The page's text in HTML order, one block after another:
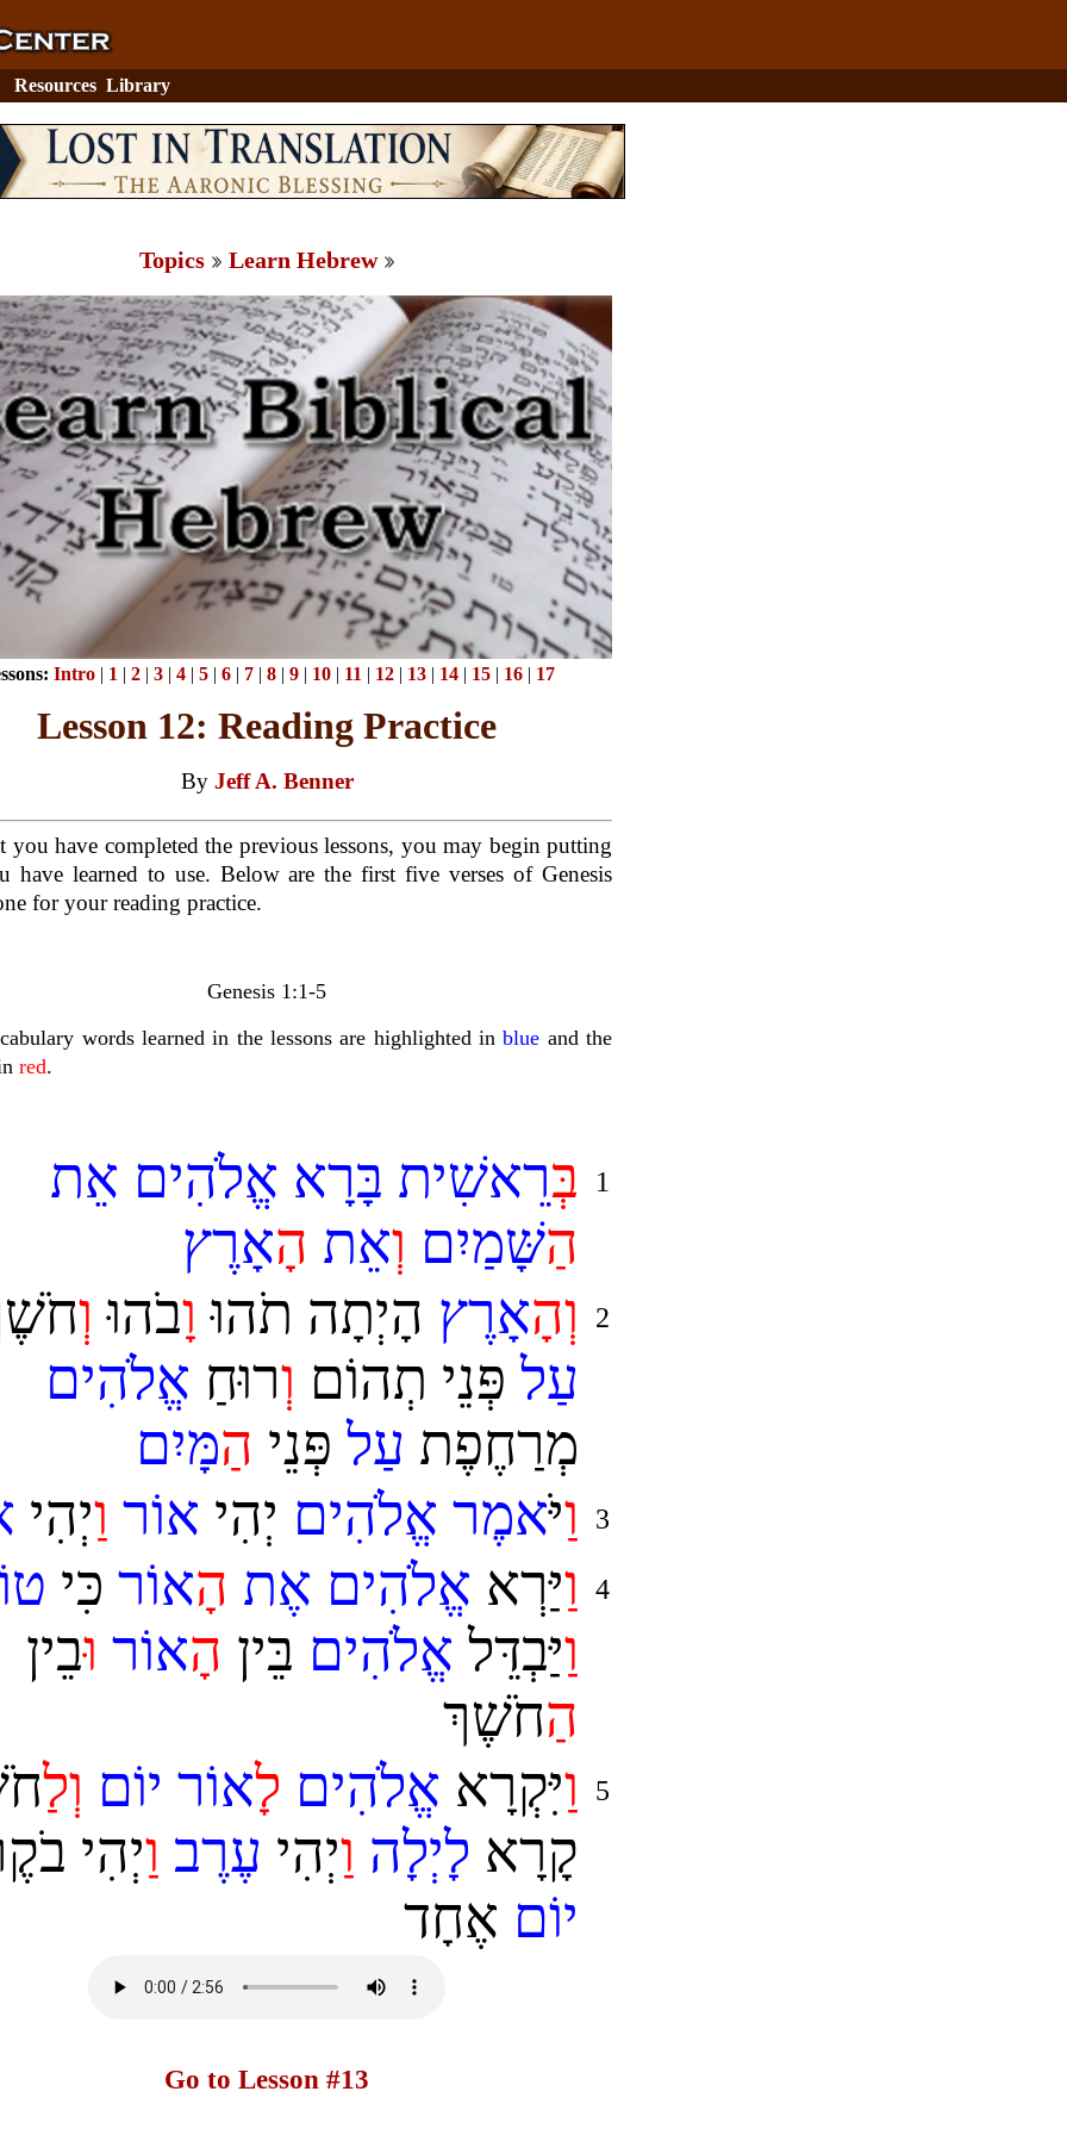
Resources Library
Topics Learn Hebrew
Intro| 1 | 2| 3| 4| 5| 6| 7| 8| 9| 10| 11 | 12| 13| 14| 15| 16| 17
Lesson 12: Reading Practice
By Jeff A. Benner
you have completed the previous lessons, you may begin putting
have learned to use. Below are the first five verses of Genesis
for your reading practice.
Genesis 1:1-5
words learned in the lessons are highlighted inblue and the
red.
בְרֵאשִׁית בָּרָא אֱלֹהִים אֵת
השָּׁמַיִם ואֵת האָרֶץ
1
וְהָאָרֶץ הָיְתָה תֹהוּ וָבֹהוּ ו
עַל פְּנֵי תְהוֹם וְרוּחַ אֱלֹהִים
מְרַחֶפֶת עַל פְּנֵי המָּיִם
2
וַיֹּאמֶר אֱלֹהִים יְהִי אוֹר וַיְהִי 3
וַיַּרְא אֱלֹהִים אֶת האוֹר כִּי
וַיַּבְדֵּל אֱלֹהִים בֵּין האוֹר וּבֵין
הַחֹשֶׁךְ
4
וַיִּקְרָא אֱלֹהִים לאוֹר יוֹם ול
קָרָא לָיְלָה וַיְהִי עֶרֶב וַיְהִי
יוֹם אֶחָד
5
Go to Lesson #13